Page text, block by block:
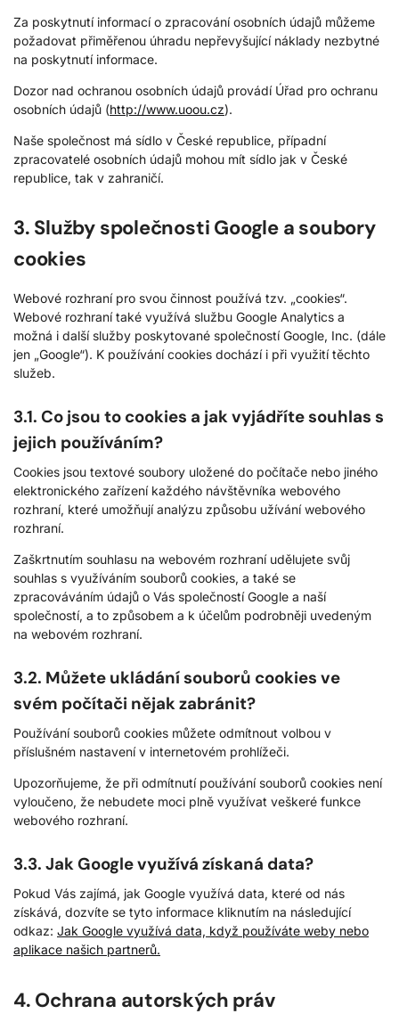
Za poskytnutí informací o zpracování osobních údajů můžeme
požadovat přiměřenou úhradu nepřevyšující náklady nezbytné
na poskytnutí informace.
Dozor nad ochranou osobních údajů provádí Úřad pro ochranu
osobních údajů (http://www.uoou.cz).
Naše společnost má sídlo v České republice, případní
zpracovatelé osobních údajů mohou mít sídlo jak v České
republice, tak v zahraničí.
3. Služby společnosti Google a soubory
cookies
Webové rozhraní pro svou činnost používá tzv. „cookies“.
Webové rozhraní také využívá službu Google Analytics a
možná i další služby poskytované společností Google, Inc. (dále
jen „Google“). K používání cookies dochází i při využití těchto
služeb.
3.1. Co jsou to cookies a jak vyjádříte souhlas s
jejich používáním?
Cookies jsou textové soubory uložené do počítače nebo jiného
elektronického zařízení každého návštěvníka webového
rozhraní, které umožňují analýzu způsobu užívání webového
rozhraní.
Zaškrtnutím souhlasu na webovém rozhraní udělujete svůj
souhlas s využíváním souborů cookies, a také se
zpracováváním údajů o Vás společností Google a naší
společností, a to způsobem a k účelům podrobněji uvedeným
na webovém rozhraní.
3.2. Můžete ukládání souborů cookies ve
svém počítači nějak zabránit?
Používání souborů cookies můžete odmítnout volbou v
příslušném nastavení v internetovém prohlížeči.
Upozorňujeme, že při odmítnutí používání souborů cookies není
vyloučeno, že nebudete moci plně využívat veškeré funkce
webového rozhraní.
3.3. Jak Google využívá získaná data?
Pokud Vás zajímá, jak Google využívá data, které od nás
získává, dozvíte se tyto informace kliknutím na následující
odkaz: Jak Google využívá data, když používáte weby nebo
aplikace našich partnerů.
4. Ochrana autorských práv